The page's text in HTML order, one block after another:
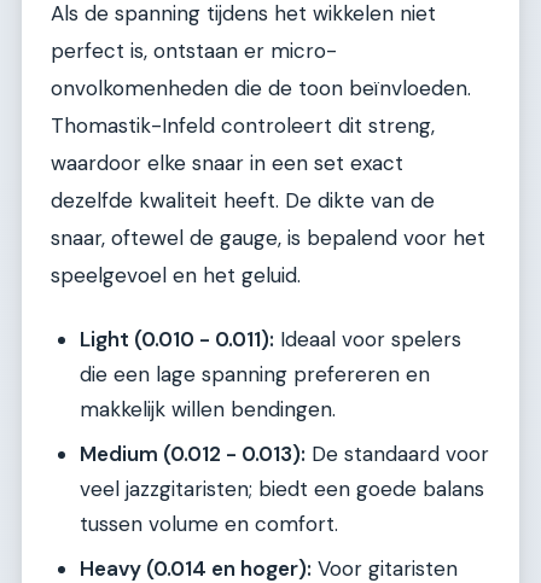
Als de spanning tijdens het wikkelen niet
perfect is, ontstaan er micro-
onvolkomenheden die de toon beïnvloeden.
Thomastik-Infeld controleert dit streng,
waardoor elke snaar in een set exact
dezelfde kwaliteit heeft. De dikte van de
snaar, oftewel de gauge, is bepalend voor het
speelgevoel en het geluid.
Light (0.010 - 0.011): Ideaal voor spelers
die een lage spanning prefereren en
makkelijk willen bendingen.
Medium (0.012 - 0.013): De standaard voor
veel jazzgitaristen; biedt een goede balans
tussen volume en comfort.
Heavy (0.014 en hoger): Voor gitaristen